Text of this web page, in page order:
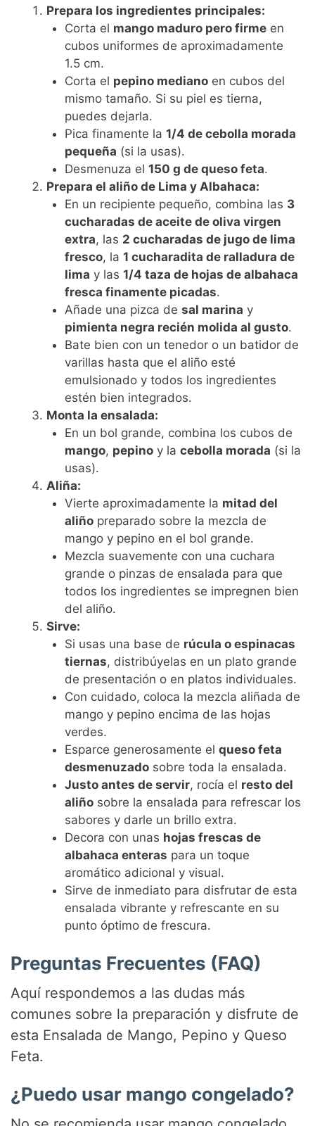
Prepara los ingredientes principales:
Corta el mango maduro pero firmeen
cubos uniformes de aproximadamente
1.5 cm.
Corta el pepino medianoen cubos del
mismo tamaño. Si su piel es tierna,
puedes dejarla.
Pica finamente la 1/4 de cebolla morada
pequeña (si la usas).
Desmenuza el 150 g de queso feta.
Prepara el aliño de Lima y Albahaca:
En un recipiente pequeño, combina las 3
cucharadas de aceite de oliva virgen
extra, las 2 cucharadas de jugo de lima
fresco, la 1 cucharadita de ralladura de
lima y las 1/4 taza de hojas de albahaca
fresca finamente picadas.
Añade una pizca de sal marina y
pimienta negra recién molida al gusto.
Bate bien con un tenedor o un batidor de
varillas hasta que el aliño esté
emulsionado y todos los ingredientes
estén bien integrados.
Monta la ensalada:
En un bol grande, combina los cubos de
mango, pepinoy la cebolla morada (si la
usas).
Aliña:
Vierte aproximadamente la mitad del
aliñopreparado sobre la mezcla de
mango y pepino en el bol grande.
Mezcla suavemente con una cuchara
grande o pinzas de ensalada para que
todos los ingredientes se impregnen bien
del aliño.
Sirve:
Si usas una base de rúcula o espinacas
tiernas, distribúyelas en un plato grande
de presentación o en platos individuales.
Con cuidado, coloca la mezcla aliñada de
mango y pepino encima de las hojas
verdes.
Esparce generosamente el queso feta
desmenuzadosobre toda la ensalada.
Justo antes de servir, rocía el resto del
aliñosobre la ensalada para refrescar los
sabores y darle un brillo extra.
Decora con unas hojas frescas de
albahaca enteras para un toque
aromático adicional y visual.
Sirve de inmediato para disfrutar de esta
ensalada vibrante y refrescante en su
punto óptimo de frescura.
Preguntas Frecuentes (FAQ)
Aquí respondemos a las dudas más
comunes sobre la preparación y disfrute de
esta Ensalada de Mango, Pepino y Queso
Feta.
¿Puedo usar mango congelado?